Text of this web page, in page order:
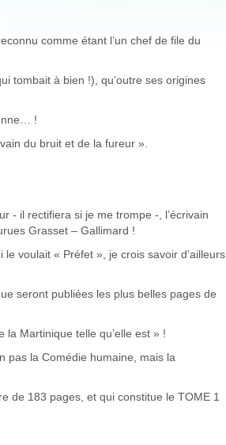
comme étant l’un chef de file du
tombait à bien !), qu’outre ses origines
!
du bruit et de la fureur ».
- il rectifiera si je me trompe -, l’écrivain
Grasset – Gallimard !
le voulait « Préfet », je crois savoir d’ailleurs
seront publiées les plus belles pages de
Martinique telle qu’elle est » !
pas la Comédie humaine, mais la
de 183 pages, et qui constitue le TOME 1